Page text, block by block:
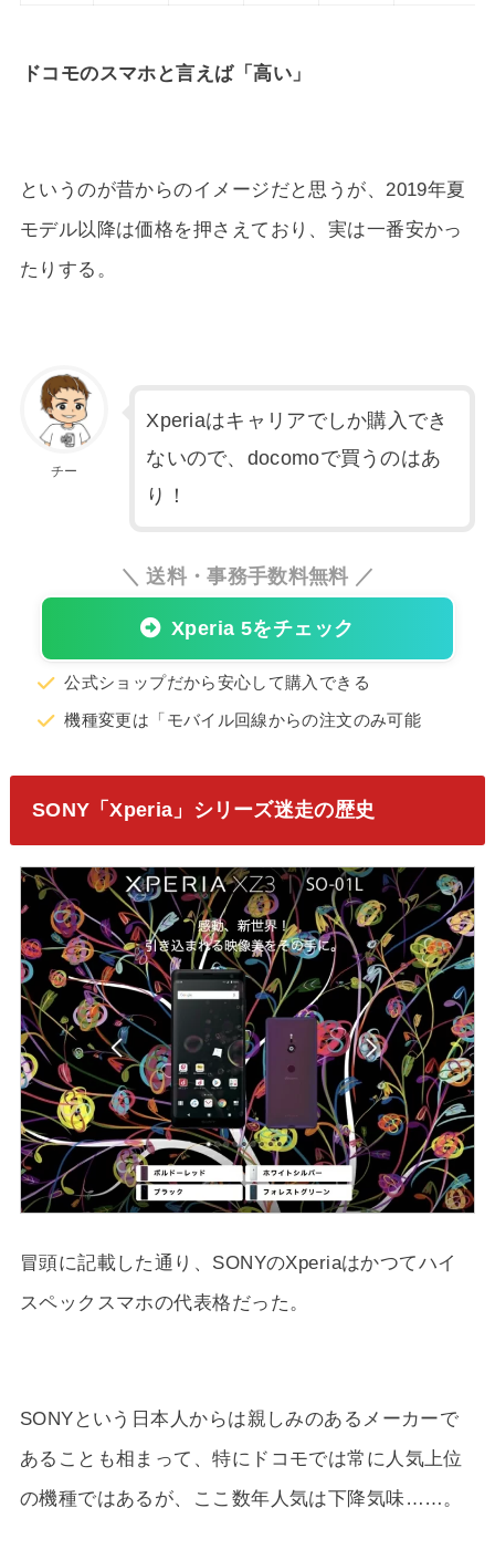
ドコモのスマホと言えば「高い」
というのが昔からのイメージだと思うが、2019年夏
モデル以降は価格を押さえており、実は一番安かっ
たりする。
チー
Xperiaはキャリアでしか購入でき
ないので、docomoで買うのはあ
り！
＼ 送料・事務手数料無料 ／
Xperia 5をチェック
公式ショップだから安心して購入できる
機種変更は「モバイル回線からの注文のみ可能
SONY「Xperia」シリーズ迷走の歴史
冒頭に記載した通り、SONYのXperiaはかつてハイ
スペックスマホの代表格だった。
SONYという日本人からは親しみのあるメーカーで
あることも相まって、特にドコモでは常に人気上位
の機種ではあるが、ここ数年人気は下降気味……。